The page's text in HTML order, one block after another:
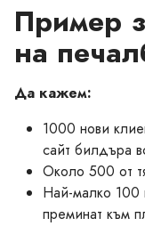
Пример
на
Да кажем:
1000 нови
сайт билдъра
Около 500 от
Най-малко 100
преминат към